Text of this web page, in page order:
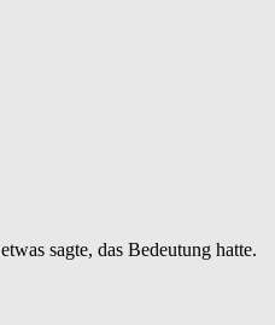
sagte, das Bedeutung hatte.